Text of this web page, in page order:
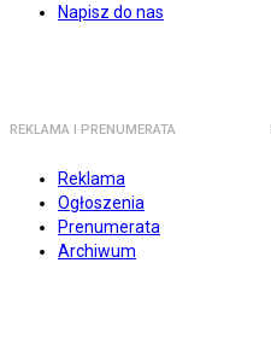
Napisz do nas
REKLAMA I PRENUMERATA
Reklama
Ogłoszenia
Prenumerata
Archiwum